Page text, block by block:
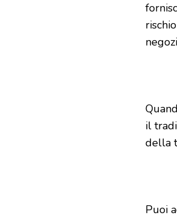
il
della
Puoi